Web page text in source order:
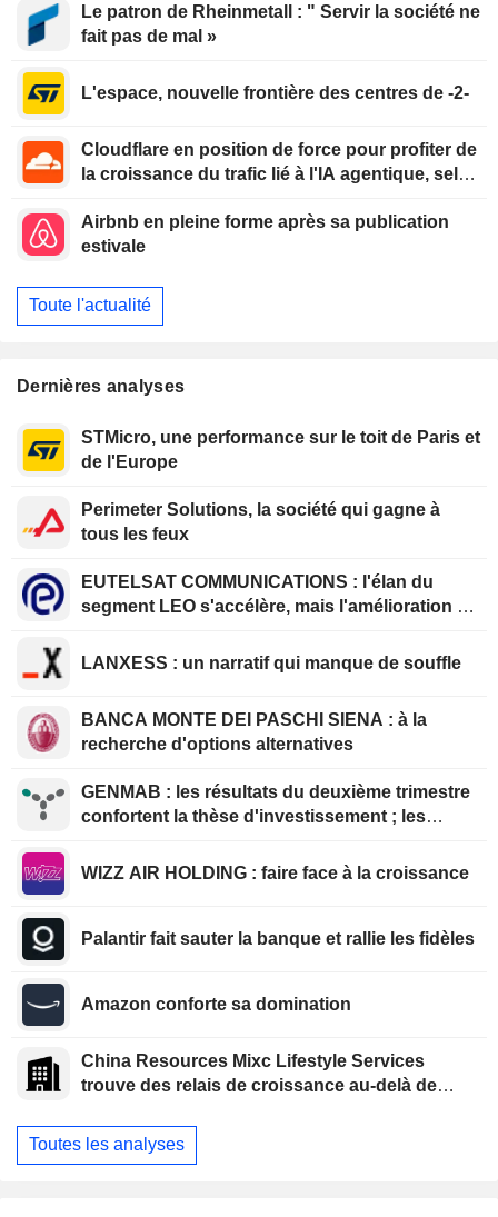
Le patron de Rheinmetall : " Servir la société ne
fait pas de mal »
L'espace, nouvelle frontière des centres de -2-
Cloudflare en position de force pour profiter de
la croissance du trafic lié à l'IA agentique, selon
Airbnb en pleine forme après sa publication
estivale
Toute l'actualité
Dernières analyses
STMicro, une performance sur le toit de Paris et
de l'Europe
Perimeter Solutions, la société qui gagne à
tous les feux
EUTELSAT COMMUNICATIONS : l'élan du
segment LEO s'accélère, mais l'amélioration de
LANXESS : un narratif qui manque de souffle
BANCA MONTE DEI PASCHI SIENA : à la
recherche d'options alternatives
GENMAB : les résultats du deuxième trimestre
confortent la thèse d'investissement ; les
WIZZ AIR HOLDING : faire face à la croissance
Palantir fait sauter la banque et rallie les fidèles
Amazon conforte sa domination
China Resources Mixc Lifestyle Services
trouve des relais de croissance au-delà de
Toutes les analyses